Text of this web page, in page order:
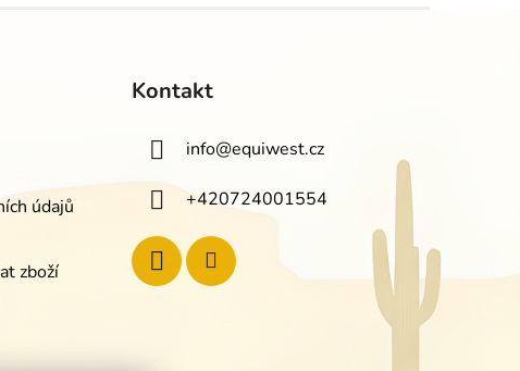
údajů
zboží
Kontakt
info@equiwest.cz
+420724001554